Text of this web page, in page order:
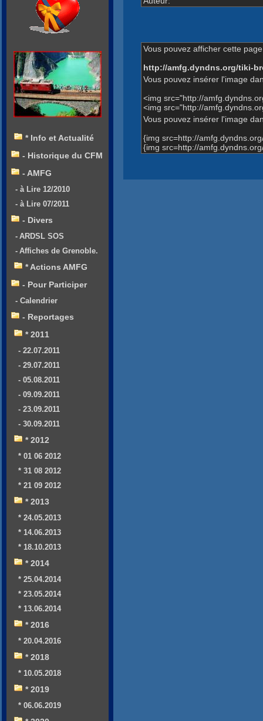
Vous pouvez afficher cette
http://amfg.dyndns.org/tiki-
Vous pouvez insérer l'image
<img src="http://
<img src="http://
Vous pouvez insérer l'image
{img src=http://
{img src=http://
* Info et Actualité
- Historique du CFM
- AMFG
- à Lire 12/2010
- à Lire 07/2011
- Divers
- ARDSL SOS
- Affiches de Grenoble.
* Actions AMFG
- Pour Participer
- Calendrier
- Reportages
* 2011
- 22.07.2011
- 29.07.2011
- 05.08.2011
- 09.09.2011
- 23.09.2011
- 30.09.2011
* 2012
* 01 06 2012
* 31 08 2012
* 21 09 2012
* 2013
* 24.05.2013
* 14.06.2013
* 18.10.2013
* 2014
* 25.04.2014
* 23.05.2014
* 13.06.2014
* 2016
* 20.04.2016
* 2018
* 10.05.2018
* 2019
* 06.06.2019